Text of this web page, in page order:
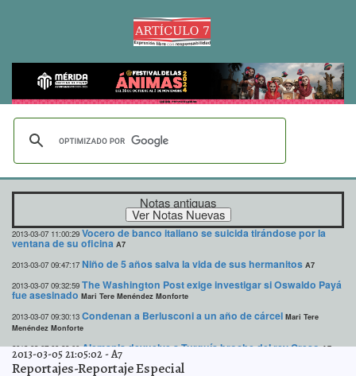
Notas antiguas
2013-03-07 11:00:29 Vocero de banco italiano se suicida tirándose por la
ventana de su oficina A7
2013-03-07 09:47:17 Niño de 5 años salva la vida de sus hermanitos A7
2013-03-07 09:32:59 The Washington Post exige investigar si Oswaldo Payá
fue asesinado Mari Tere Menéndez Monforte
2013-03-07 09:30:13 Condenan a Berlusconi a un año de cárcel Mari Tere
Menéndez Monforte
2013-03-07 09:28:00 Alemania devuelve a Turquía broche del rey Creso A7
2013-03-07 07:47:13 Periódicos que empleen calificativos 'maricón' y 'puñal'
2013-03-05 21:05:02-A7
Reportajes-Reportaje Especial